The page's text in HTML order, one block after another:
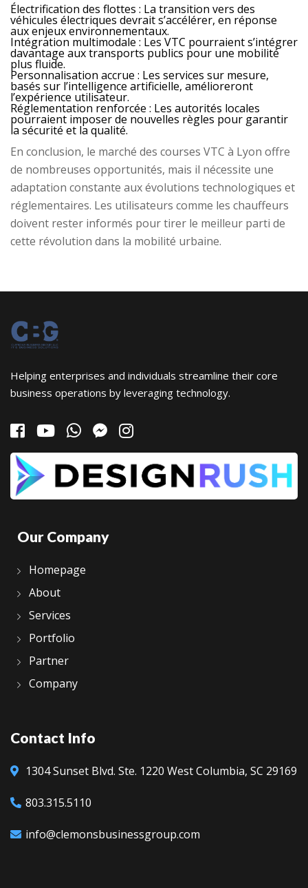
Électrification des flottes : La transition vers des
véhicules électriques devrait s’accélérer, en réponse
aux enjeux environnementaux.
Intégration multimodale : Les VTC pourraient s’intégrer
davantage aux transports publics pour une mobilité
plus fluide.
Personnalisation accrue : Les services sur mesure,
basés sur l’intelligence artificielle, amélioreront
l’expérience utilisateur.
Réglementation renforcée : Les autorités locales
pourraient imposer de nouvelles règles pour garantir
la sécurité et la qualité.
En conclusion, le marché des courses VTC à Lyon offre
de nombreuses opportunités, mais il nécessite une
adaptation constante aux évolutions technologiques et
réglementaires. Les utilisateurs comme les chauffeurs
doivent rester informés pour tirer le meilleur parti de
cette révolution dans la mobilité urbaine.
Helping enterprises and individuals streamline their core
business operations by leveraging technology.
Our Company
Homepage
About
Services
Portfolio
Partner
Company
Contact Info
1304 Sunset Blvd. Ste. 1220 West Columbia, SC 29169
803.315.5110
info@clemonsbusinessgroup.com